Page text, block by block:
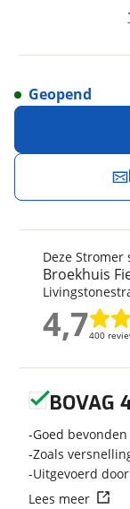
Modeljaar
Nieuw of
Kleur
Fabriekskleur
E-bike
Deze Stromer
Broekhuis
4,7400
Geopend
Broekhuis
contact met
Naam
E-mailadres
BOVAG
Goed
Zoals
Uitgevoerd
Lees meer